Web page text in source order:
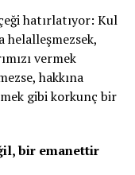
hatırlatıyor: Kul
helalleşmezsek,
vermek
hakkına
gibi korkunç bir
bir emanettir